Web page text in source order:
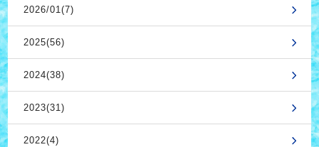
2026/01(7)
2025(56)
2024(38)
2023(31)
2022(4)